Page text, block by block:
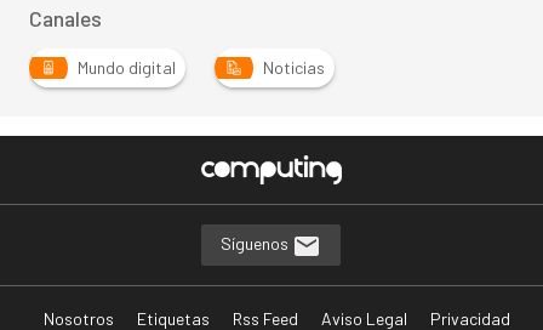
Canales
Mundo digital Noticias
Síguenos
Nosotros Etiquetas Rss Feed Aviso Legal
Privacidad